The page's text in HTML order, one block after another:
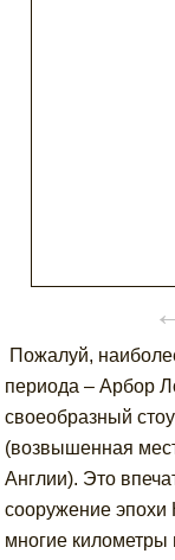
Пожалуй,
периода – Арбор
своеобразный
(возвышенная
Англии). Это
сооружение
многие километры